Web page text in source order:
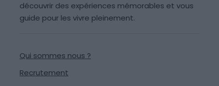
découvrir des expériences mémorables et vous
guide pour les vivre pleinement.
Qui sommes nous ?
Recrutement